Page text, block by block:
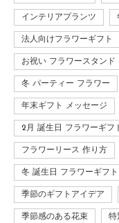
インテリアプランツ
法人向けフラワーギフト
お祝い フラワースタンド
冬 パーティー フラワー
年末ギフト メッセージ
2月 誕生日 フラワーギフ
フラワーリース 作り方
冬 誕生日 フラワーギフト
季節のギフトアイデア
季節感のある花束 特